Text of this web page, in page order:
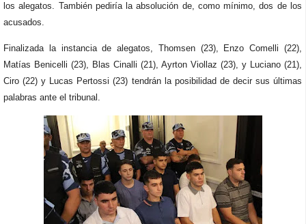
los alegatos. También pediría la absolución de, como mínimo, dos de los
acusados.
Finalizada la instancia de alegatos, Thomsen (23), Enzo Comelli (22),
Matías Benicelli (23), Blas Cinalli (21), Ayrton Viollaz (23), y Luciano (21),
Ciro (22) y Lucas Pertossi (23) tendrán la posibilidad de decir sus últimas
palabras ante el tribunal.